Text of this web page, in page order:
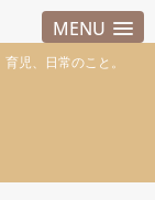
MENU
児、日常のこと。